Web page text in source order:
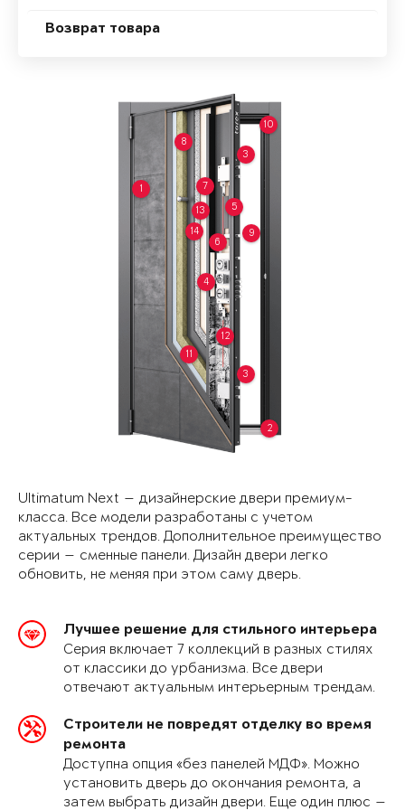
Возврат товара
1
2
3
3
4
5
6
7
8
9
10
11
12
13
14
Ultimatum Next — дизайнерские двери премиум-
класса. Все модели разработаны с учетом
актуальных трендов. Дополнительное преимущество
серии — сменные панели. Дизайн двери легко
обновить, не меняя при этом саму дверь.
Лучшее решение для стильного интерьера
Серия включает 7 коллекций в разных стилях
от классики до урбанизма. Все двери
отвечают актуальным интерьерным трендам.
Строители не повредят отделку во время
ремонта
Доступна опция «без панелей МДФ». Можно
установить дверь до окончания ремонта, а
затем выбрать дизайн двери. Еще один плюс —